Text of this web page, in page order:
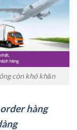
còn khó khăn
hàng